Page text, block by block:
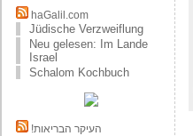
haGalil.com
Jüdische Verzweiflung
Neu gelesen: Im Lande
Israel
Schalom Kochbuch
!העיקר הבריאות